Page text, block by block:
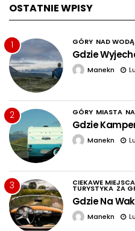
OSTATNIE WPISY
1 GÓRY NAD WODĄ
Gdzie
Manekn
2 GÓRY MIASTA
Gdzie
Manekn
3 CIEKAWE MIEJSCA
TURYSTYKA ZA
Gdzie Na
Manekn